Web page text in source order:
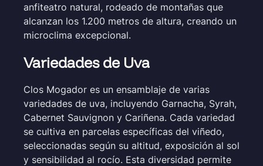
anfiteatro natural, rodeado de montañas que
alcanzan los 1.200 metros de altura, creando un
microclima excepcional.
Variedades de Uva
Clos Mogador es un ensamblaje de varias
variedades de uva, incluyendo Garnacha, Syrah,
Cabernet Sauvignon y Cariñena. Cada variedad
se cultiva en parcelas específicas del viñedo,
seleccionadas según su altitud, exposición al sol
y sensibilidad al rocío. Esta diversidad permite